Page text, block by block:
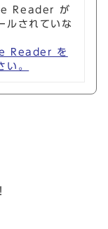
Reader が
ルされていな
Reader を
い。